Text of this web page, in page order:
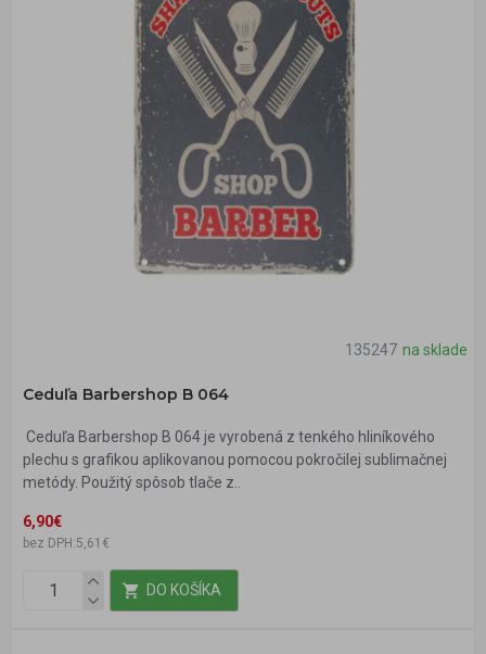
135247 na sklade
Ceduľa Barbershop B 064
Ceduľa Barbershop B 064 je vyrobená z tenkého hliníkového
plechu s grafikou aplikovanou pomocou pokročilej sublimačnej
metódy. Použitý spôsob tlače z..
6,90€
bez DPH:5,61€
DO KOŠÍKA